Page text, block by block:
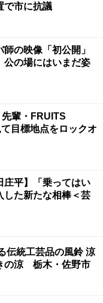
市に抗議
の映像「初公開」
の場にはいまだ姿
先輩・FRUITS
目標地点をロックオ
庄平】「乗ってはい
した新たな相棒＜芸
伝統工芸品の風鈴 涼
の涼 栃木・佐野市